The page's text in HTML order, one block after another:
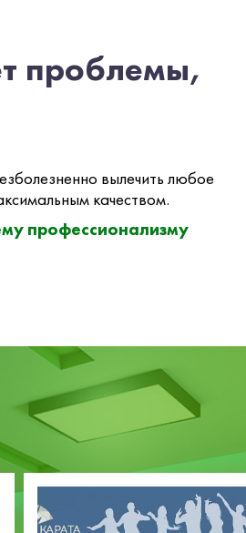
проблемы,
вылечить любое
качеством.
профессионализму